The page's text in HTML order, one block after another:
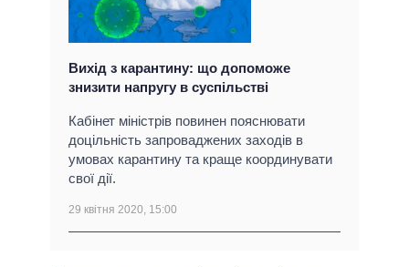
Вихід з карантину: що допоможе
знизити напругу в суспільстві
Кабінет міністрів повинен пояснювати
доцільність запроваджених заходів в
умовах карантину та краще координувати
свої дії.
29 квітня 2020, 15:00